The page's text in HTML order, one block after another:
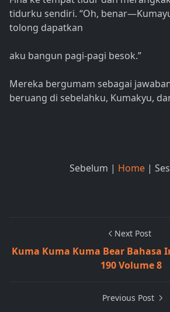
tidurku sendiri. “Oh,
tolong dapatkan
aku bangun pagi-pagi besok.”
Mereka bergumam sebagai
beruang di sebelahku, Kumakyu,
Sebelum | Home |
Next Post
Kuma Kuma Kuma Bear Bahasa
190 Volume 8
Previous Post